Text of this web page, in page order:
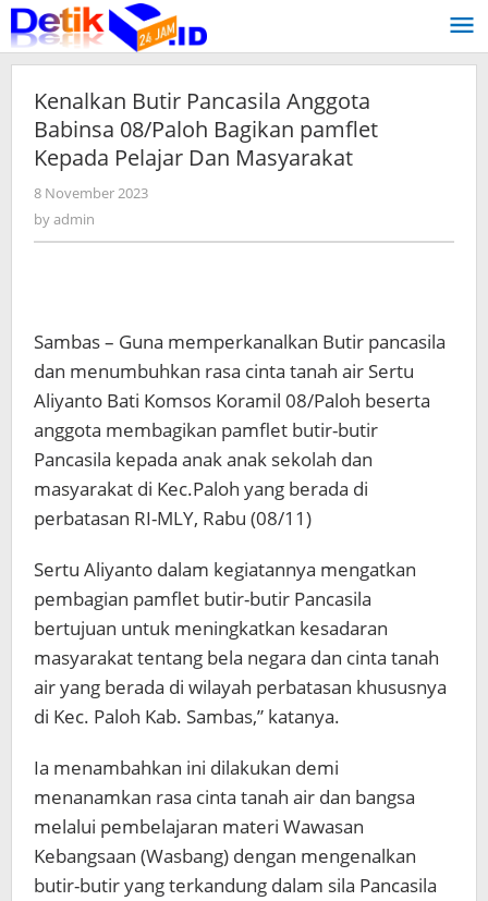
Skip
to
content
Kenalkan Butir Pancasila Anggota
Babinsa 08/Paloh Bagikan pamflet
Kepada Pelajar Dan Masyarakat
8 November 2023
byadmin
Sambas – Guna memperkanalkan Butir pancasila
dan menumbuhkan rasa cinta tanah air Sertu
Aliyanto Bati Komsos Koramil 08/Paloh beserta
anggota membagikan pamflet butir-butir
Pancasila kepada anak anak sekolah dan
masyarakat di Kec.Paloh yang berada di
perbatasan RI-MLY, Rabu (08/11)
Sertu Aliyanto dalam kegiatannya mengatkan
pembagian pamflet butir-butir Pancasila
bertujuan untuk meningkatkan kesadaran
masyarakat tentang bela negara dan cinta tanah
air yang berada di wilayah perbatasan khususnya
di Kec. Paloh Kab. Sambas,” katanya.
Ia menambahkan ini dilakukan demi
menanamkan rasa cinta tanah air dan bangsa
melalui pembelajaran materi Wawasan
Kebangsaan (Wasbang) dengan mengenalkan
butir-butir yang terkandung dalam sila Pancasila